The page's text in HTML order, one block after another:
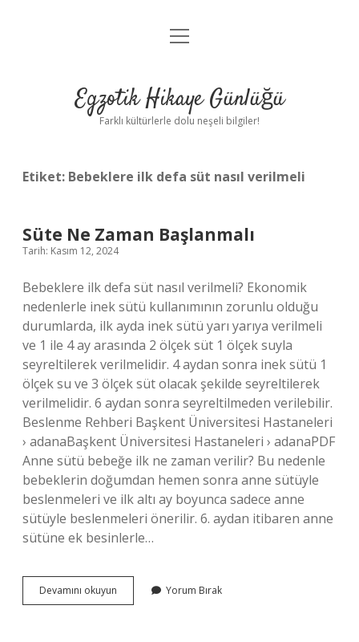
Anasayfa
Yasal Uyarı
menüyü
Egzotik Hikaye Günlüğü
Farklı kültürlerle dolu neşeli bilgiler!
Etiket: Bebeklere ilk defa süt nasıl verilmeli
Süte Ne Zaman Başlanmalı
Tarih: Kasım 12, 2024
Bebeklere ilk defa süt nasıl verilmeli? Ekonomik
nedenlerle inek sütü kullanımının zorunlu olduğu
durumlarda, ilk ayda inek sütü yarı yarıya verilmeli
ve 1 ile 4 ay arasında 2 ölçek süt 1 ölçek suyla
seyreltilerek verilmelidir. 4 aydan sonra inek sütü 1
ölçek su ve 3 ölçek süt olacak şekilde seyreltilerek
verilmelidir. 6 aydan sonra seyreltilmeden verilebilir.
Beslenme Rehberi Başkent Üniversitesi Hastaneleri
› adanaBaşkent Üniversitesi Hastaneleri › adanaPDF
Anne sütü bebeğe ilk ne zaman verilir? Bu nedenle
bebeklerin doğumdan hemen sonra anne sütüyle
beslenmeleri ve ilk altı ay boyunca sadece anne
sütüyle beslenmeleri önerilir. 6. aydan itibaren anne
sütüne ek besinlerle…
Devamını okuyun
Ne
Yorum Bırak